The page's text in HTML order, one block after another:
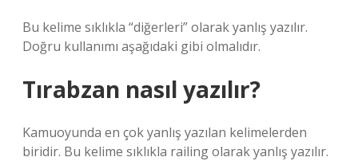
Bu kelime sıklıkla “diğerleri” olarak yanlış yazılır.
Doğru kullanımı aşağıdaki gibi olmalıdır.
Tırabzan nasıl yazılır?
Kamuoyunda en çok yanlış yazılan kelimelerden
biridir. Bu kelime sıklıkla railing olarak yanlış yazılır.